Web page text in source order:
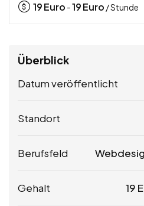
19Euro -19Euro / Stunde
Überblick
Datum veröffentlicht
Standort
Berufsfeld
Gehalt 19